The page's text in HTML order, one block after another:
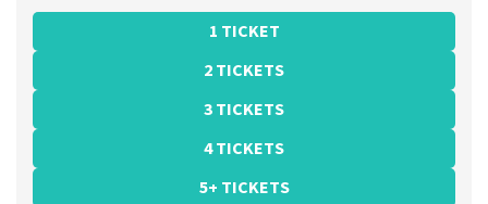
1 TICKET
2 TICKETS
3 TICKETS
4 TICKETS
5+ TICKETS